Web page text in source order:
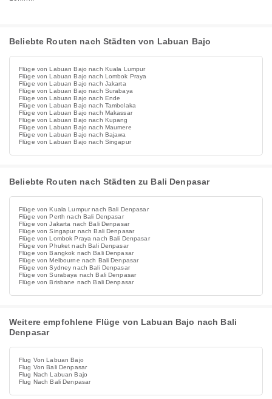
Beliebte Routen nach Städten von Labuan Bajo
Flüge von Labuan Bajo nach Kuala Lumpur
Flüge von Labuan Bajo nach Lombok Praya
Flüge von Labuan Bajo nach Jakarta
Flüge von Labuan Bajo nach Surabaya
Flüge von Labuan Bajo nach Ende
Flüge von Labuan Bajo nach Tambolaka
Flüge von Labuan Bajo nach Makassar
Flüge von Labuan Bajo nach Kupang
Flüge von Labuan Bajo nach Maumere
Flüge von Labuan Bajo nach Bajawa
Flüge von Labuan Bajo nach Singapur
Beliebte Routen nach Städten zu Bali Denpasar
Flüge von Kuala Lumpur nach Bali Denpasar
Flüge von Perth nach Bali Denpasar
Flüge von Jakarta nach Bali Denpasar
Flüge von Singapur nach Bali Denpasar
Flüge von Lombok Praya nach Bali Denpasar
Flüge von Phuket nach Bali Denpasar
Flüge von Bangkok nach Bali Denpasar
Flüge von Melbourne nach Bali Denpasar
Flüge von Sydney nach Bali Denpasar
Flüge von Surabaya nach Bali Denpasar
Flüge von Brisbane nach Bali Denpasar
Weitere empfohlene Flüge von Labuan Bajo nach Bali
Denpasar
Flug Von Labuan Bajo
Flug Von Bali Denpasar
Flug Nach Labuan Bajo
Flug Nach Bali Denpasar